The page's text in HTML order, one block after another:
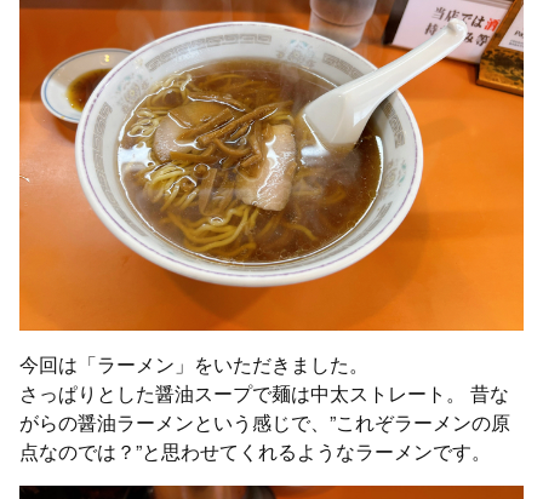
今回は「ラーメン」をいただきました。
さっぱりとした醤油スープで麺は中太ストレート。 昔な
がらの醤油ラーメンという感じで、”これぞラーメンの原
点なのでは？”と思わせてくれるようなラーメンです。